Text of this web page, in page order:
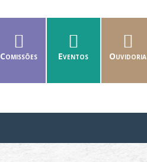
Comissões Eventos Ouvidoria